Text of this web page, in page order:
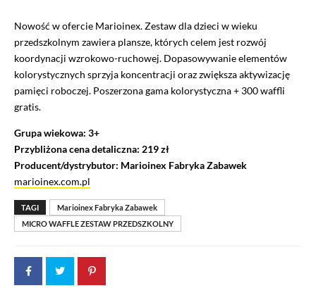
Nowość w ofercie Marioinex. Zestaw dla dzieci w wieku
przedszkolnym zawiera plansze, których celem jest rozwój
koordynacji wzrokowo-ruchowej. Dopasowywanie elementów
kolorystycznych sprzyja koncentracji oraz zwiększa aktywizację
pamięci roboczej. Poszerzona gama kolorystyczna + 300 waffli
gratis.
Grupa wiekowa: 3+
Przybliżona cena detaliczna: 219 zł
Producent/dystrybutor: Marioinex Fabryka Zabawek
marioinex.com.pl
TAGI
Marioinex Fabryka Zabawek
MICRO WAFFLE ZESTAW PRZEDSZKOLNY